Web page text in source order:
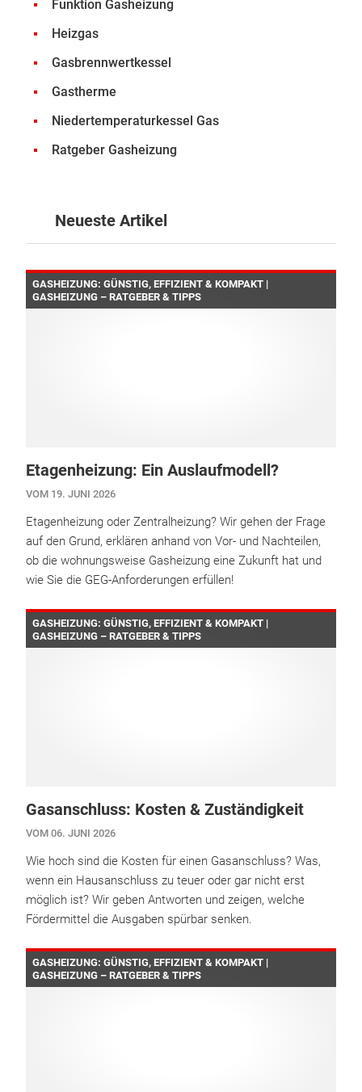
Funktion Gasheizung
Heizgas
Gasbrennwertkessel
Gastherme
Niedertemperaturkessel Gas
Ratgeber Gasheizung
Neueste Artikel
GASHEIZUNG: GÜNSTIG, EFFIZIENT & KOMPAKT |
GASHEIZUNG – RATGEBER & TIPPS
Etagenheizung: Ein Auslaufmodell?
VOM 19. JUNI 2026
Etagenheizung oder Zentralheizung? Wir gehen der Frage
auf den Grund, erklären anhand von Vor- und Nachteilen,
ob die wohnungsweise Gasheizung eine Zukunft hat und
wie Sie die GEG-Anforderungen erfüllen!
GASHEIZUNG: GÜNSTIG, EFFIZIENT & KOMPAKT |
GASHEIZUNG – RATGEBER & TIPPS
Gasanschluss: Kosten & Zuständigkeit
VOM 06. JUNI 2026
Wie hoch sind die Kosten für einen Gasanschluss? Was,
wenn ein Hausanschluss zu teuer oder gar nicht erst
möglich ist? Wir geben Antworten und zeigen, welche
Fördermittel die Ausgaben spürbar senken.
GASHEIZUNG: GÜNSTIG, EFFIZIENT & KOMPAKT |
GASHEIZUNG – RATGEBER & TIPPS